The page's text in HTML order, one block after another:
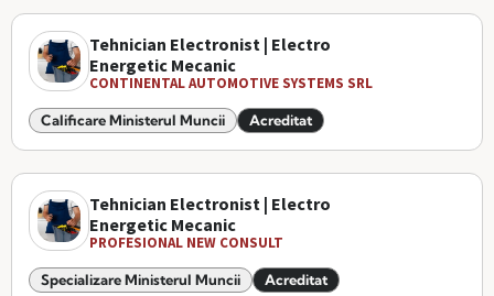
Tehnician Electronist | Electro
Energetic Mecanic
CONTINENTAL AUTOMOTIVE SYSTEMS SRL
Calificare Ministerul Muncii Acreditat
Tehnician Electronist | Electro
Energetic Mecanic
PROFESIONAL NEW CONSULT
Specializare Ministerul Muncii Acreditat